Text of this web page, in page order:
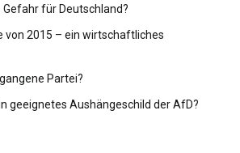
Gefahr für Deutschland?
von 2015 – ein wirtschaftliches
Partei?
geeignetes Aushängeschild der AfD?